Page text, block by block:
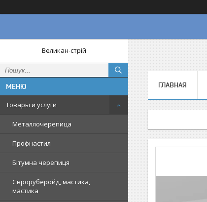
Великан-стрій
Товары и услуги
Металлочерепица
Профнастил
Бітумна черепиця
Євроруберойд, мастика,
мастика
ГЛАВНАЯ